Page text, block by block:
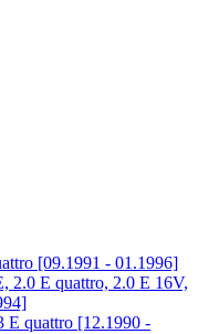
[09.1991 - 01.1996]
2.0 E quattro, 2.0 E 16V,
E quattro [12.1990 -